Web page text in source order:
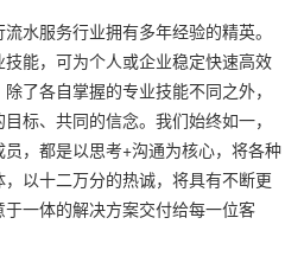
水服务行业拥有多年经验的精英。
能，可为个人或企业稳定快速高效
了各自掌握的专业技能不同之外，
标、共同的信念。我们始终如一，
，都是以思考+沟通为核心，将各种
以十二万分的热诚，将具有不断更
一体的解决方案交付给每一位客